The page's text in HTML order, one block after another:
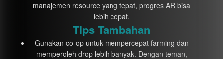
manajemen resource yang tepat, progres AR bisa
lebih cepat.
Tips Tambahan
Gunakan co-op untuk mempercepat farming dan
memperoleh drop lebih banyak. Dengan teman,